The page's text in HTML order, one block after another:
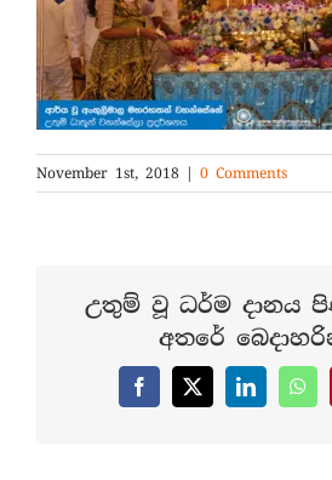
November 1st, 2018 | 0 Comments
උතුම් වූ ධර්ම දානය
අතරේ
Facebook
X LinkedIn